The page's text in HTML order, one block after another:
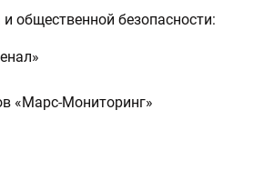
общественной безопасности:
«Марс-Мониторинг»